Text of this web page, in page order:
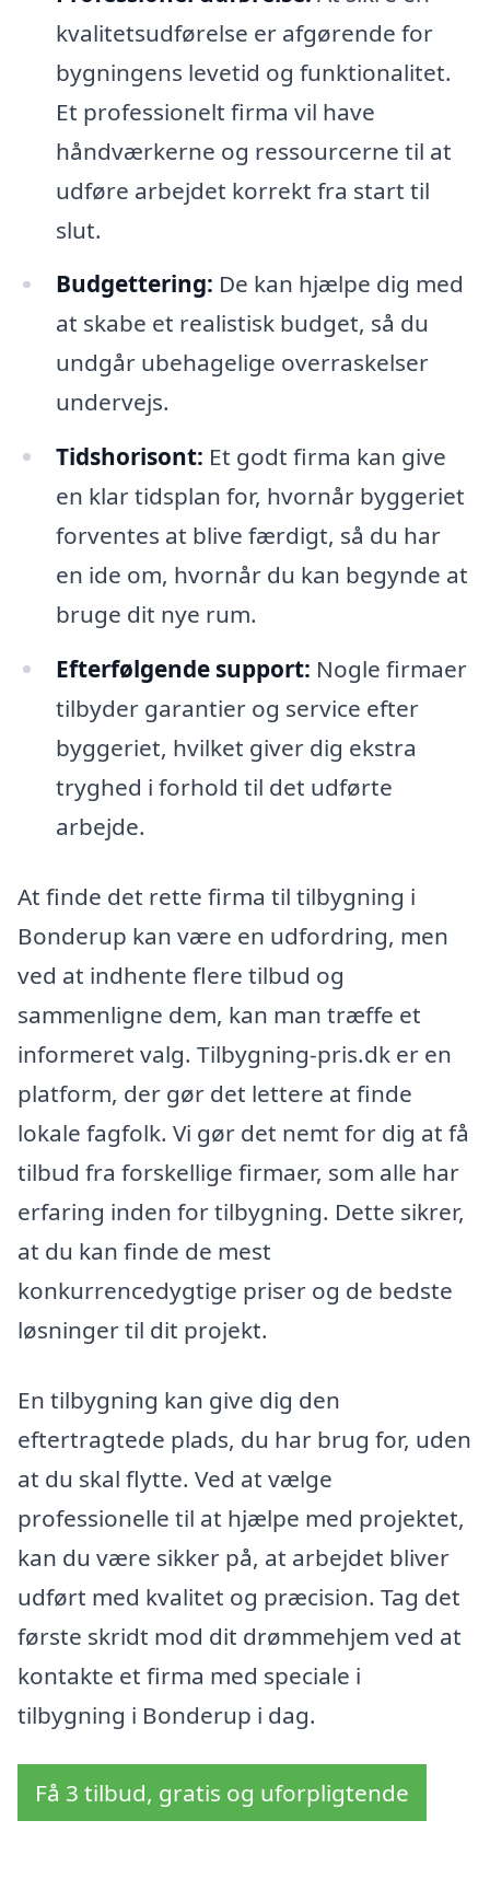
kvalitetsudførelse er afgørende for
bygningens levetid og funktionalitet.
Et professionelt firma vil have
håndværkerne og ressourcerne til at
udføre arbejdet korrekt fra start til
slut.
Budgettering: De kan hjælpe dig med
at skabe et realistisk budget, så du
undgår ubehagelige overraskelser
undervejs.
Tidshorisont: Et godt firma kan give
en klar tidsplan for, hvornår byggeriet
forventes at blive færdigt, så du har
en ide om, hvornår du kan begynde at
bruge dit nye rum.
Efterfølgende support: Nogle firmaer
tilbyder garantier og service efter
byggeriet, hvilket giver dig ekstra
tryghed i forhold til det udførte
arbejde.
At finde det rette firma til tilbygning i
Bonderup kan være en udfordring, men
ved at indhente flere tilbud og
sammenligne dem, kan man træffe et
informeret valg. Tilbygning-pris.dk er en
platform, der gør det lettere at finde
lokale fagfolk. Vi gør det nemt for dig at få
tilbud fra forskellige firmaer, som alle har
erfaring inden for tilbygning. Dette sikrer,
at du kan finde de mest
konkurrencedygtige priser og de bedste
løsninger til dit projekt.
En tilbygning kan give dig den
eftertragtede plads, du har brug for, uden
at du skal flytte. Ved at vælge
professionelle til at hjælpe med projektet,
kan du være sikker på, at arbejdet bliver
udført med kvalitet og præcision. Tag det
første skridt mod dit drømmehjem ved at
kontakte et firma med speciale i
tilbygning i Bonderup i dag.
Få 3 tilbud, gratis og uforpligtende